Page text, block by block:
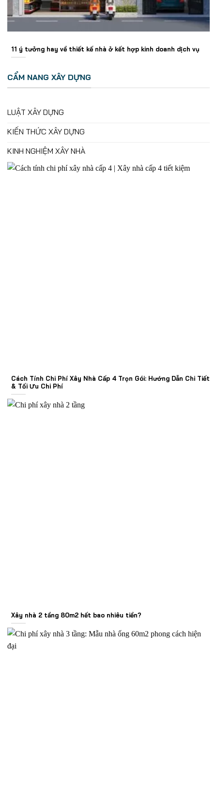
11 ý tưởng hay về thiết kế nhà ở kết hợp kinh doanh dịch vụ
CẨM NANG XÂY DỰNG
LUẬT XÂY DỰNG
KIẾN THỨC XÂY DỰNG
KINH NGHIỆM XÂY NHÀ
Cách Tính Chi Phí Xây Nhà Cấp 4 Trọn Gói: Hướng Dẫn Chi Tiết
& Tối Ưu Chi Phí
Xây nhà 2 tầng 80m2 hết bao nhiêu tiền?